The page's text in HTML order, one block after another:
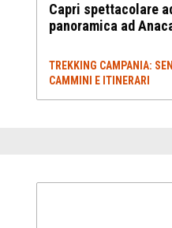
Capri spettacolare
panoramica ad
TREKKING CAMPANIA:
CAMMINI E ITINERARI